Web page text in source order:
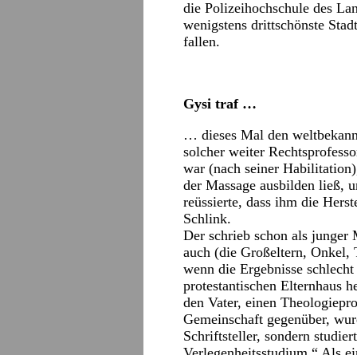
die Polizeihochschule des
wenigstens drittschönste
fallen.
Gysi traf …
… dieses Mal den
solcher weiter
war (nach seiner
der Massage ausbilden ließ,
reüssierte, dass ihm die
Schlink.
Der schrieb schon als junger
auch (die Großeltern, Onkel,
wenn die Ergebnisse
protestantischen Elternhaus
den Vater, einen
Gemeinschaft gegenüber,
Schriftsteller, sondern